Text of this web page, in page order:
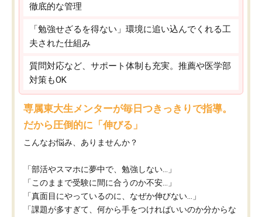
徹底的な管理
「勉強せざるを得ない」環境に追い込んでくれる工
夫された仕組み
質問対応など、サポート体制も充実。推薦や医学部
対策もOK
専属東大生メンターが毎日つきっきりで指導。
だから圧倒的に「伸びる」
こんなお悩み、ありませんか？
「部活やスマホに夢中で、勉強しない…」
「このままで受験に間に合うのか不安…」
「真面目にやっているのに、なぜか伸びない…」
「課題が多すぎて、何から手をつければいいのか分からな